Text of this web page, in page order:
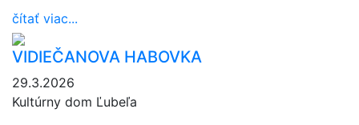
čítať viac...
VIDIEČANOVA HABOVKA
29.3.2026
Kultúrny dom Ľubeľa